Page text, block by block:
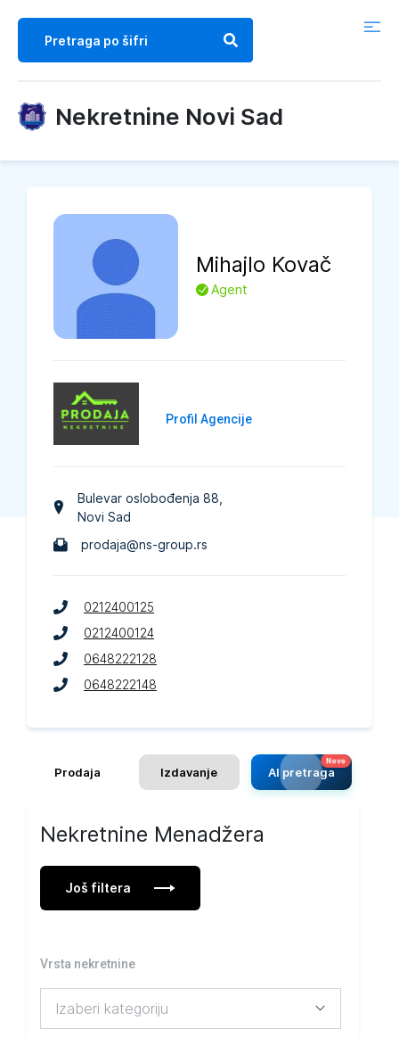
Nekretnine Novi Sad
Mihajlo Kovač
L Agent
Profil Agencije
Bulevar oslobođenja 88
Novi Sad
prodaja@ns-group.rs
0212400125
0212400124
0648222128
0648222148
Prodaja Izdavanje AI pretraga
Nekretnine Menadžera
Još filtera
Vrsta nekretnine